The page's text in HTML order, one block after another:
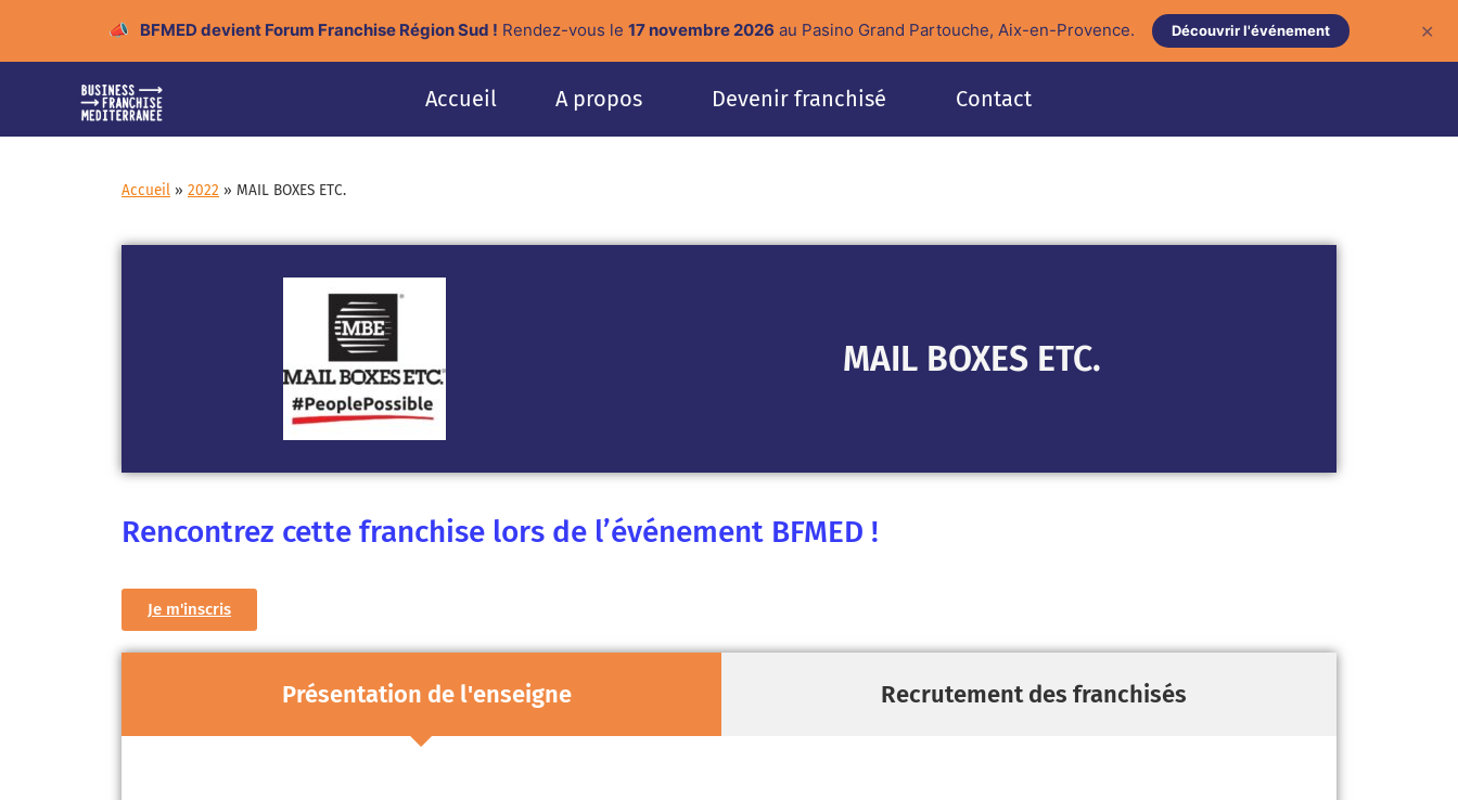
📣 BFMED devient Forum Franchise Région Sud ! Rendez-vous le 17 novembre 2026 au Pasino Grand Partouche, Aix-en-Provence. Découvrir l'événement ✕
Accueil A propos Devenir franchisé Contact
Accueil » 2022 » MAIL BOXES ETC.
MAIL BOXES ETC.
Rencontrez cette franchise lors de l’événement BFMED !
Je m'inscris
Présentation de l'enseigne Recrutement des franchisés